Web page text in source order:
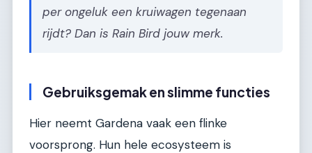
per ongeluk een kruiwagen tegenaan
rijdt? Dan is Rain Bird jouw merk.
Gebruiksgemak en slimme functies
Hier neemt Gardena vaak een flinke
voorsprong. Hun hele ecosysteem is